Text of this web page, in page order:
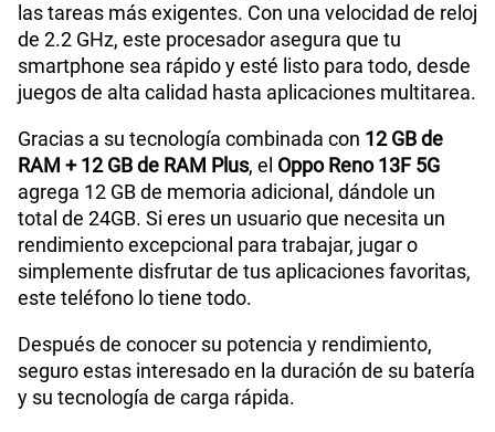
las tareas más exigentes. Con una velocidad de reloj
de 2.2 GHz, este procesador asegura que tu
smartphone sea rápido y esté listo para todo, desde
juegos de alta calidad hasta aplicaciones multitarea.
Gracias a su tecnología combinada con 12 GB de
RAM + 12 GB de RAM Plus, el Oppo Reno 13F 5G
agrega 12 GB de memoria adicional, dándole un
total de 24GB. Si eres un usuario que necesita un
rendimiento excepcional para trabajar, jugar o
simplemente disfrutar de tus aplicaciones favoritas,
este teléfono lo tiene todo.
Después de conocer su potencia y rendimiento,
seguro estas interesado en la duración de su batería
y su tecnología de carga rápida.